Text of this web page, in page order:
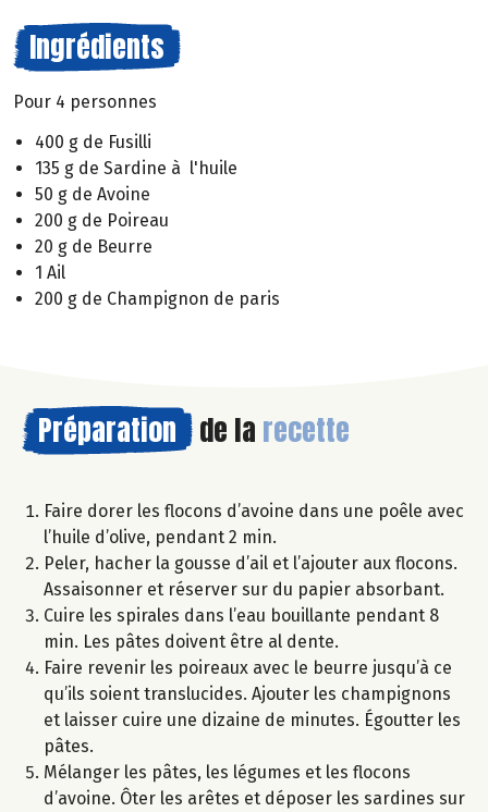
Ingrédients
Pour 4 personnes
400 g de Fusilli
135 g de Sardine à l'huile
50 g de Avoine
200 g de Poireau
20 g de Beurre
1 Ail
200 g de Champignon de paris
Préparation de la recette
Faire dorer les flocons d’avoine dans une poêle avec
l’huile d’olive, pendant 2 min.
Peler, hacher la gousse d’ail et l’ajouter aux flocons.
Assaisonner et réserver sur du papier absorbant.
Cuire les spirales dans l’eau bouillante pendant 8
min. Les pâtes doivent être al dente.
Faire revenir les poireaux avec le beurre jusqu’à ce
qu’ils soient translucides. Ajouter les champignons
et laisser cuire une dizaine de minutes. Égoutter les
pâtes.
Mélanger les pâtes, les légumes et les flocons
d’avoine. Ôter les arêtes et déposer les sardines sur